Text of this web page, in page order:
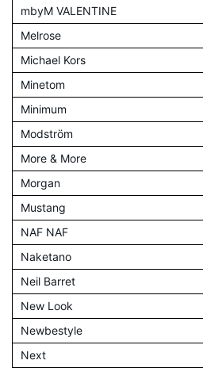
mbyM VALENTINE
Melrose
Michael Kors
Minetom
Minimum
Modström
More & More
Morgan
Mustang
NAF NAF
Naketano
Neil Barret
New Look
Newbestyle
Next